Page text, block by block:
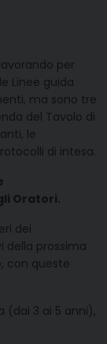
per
Linee guida
ma sono tre
del Tavolo di
le
di intesa.
Oratori.
dei
della prossima
con queste
(dai 3 ai 5 anni),